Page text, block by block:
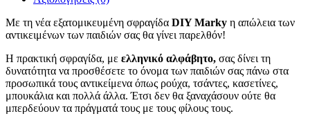
Με τη νέα εξατομικευμένη σφραγίδα DIY Marky η απώλεια των
αντικειμένων των παιδιών σας θα γίνει παρελθόν!
Η πρακτική σφραγίδα, με ελληνικό αλφάβητο, σας δίνει τη
δυνατότητα να προσθέσετε το όνομα των παιδιών σας πάνω στα
προσωπικά τους αντικείμενα όπως ρούχα, τσάντες, κασετίνες,
μπουκάλια και πολλά άλλα. Έτσι δεν θα ξαναχάσουν ούτε θα
μπερδεύουν τα πράγματά τους με τους φίλους τους.